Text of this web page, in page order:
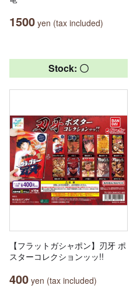
1500 yen (tax included)
Stock: 〇
【フラットガシャポン】刃牙 ポ
スターコレクションッッ!!
400 yen (tax included)